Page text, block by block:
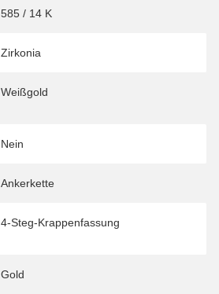
585 / 14 K
Zirkonia
Weißgold
Nein
Ankerkette
4-Steg-Krappenfassung
Gold